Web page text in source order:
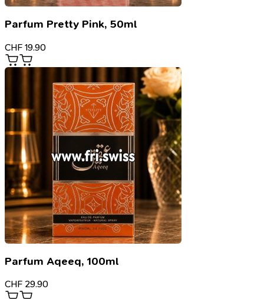
Parfum Pretty Pink, 50ml
CHF 19.90
Parfum Aqeeq, 100ml
CHF 29.90